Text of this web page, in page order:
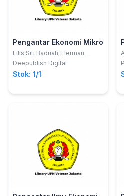
Pengantar Ekonomi Mikro
Lilis Siti Badriah; Herman
Sambodo; Barokatuminalloh
Deepublish Digital
Stok: 1/1